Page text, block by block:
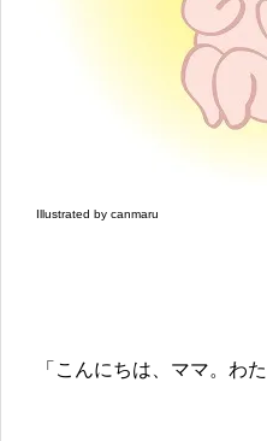
Illustrated by canmaru
「こんにちは、ママ。わ